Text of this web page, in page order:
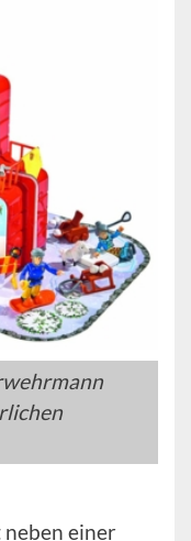
einer